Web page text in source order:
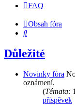
FAQ
Obsah fóra
Hledat
Důležité
Novinky fóra
oznámení.
(Témata:
příspěvek